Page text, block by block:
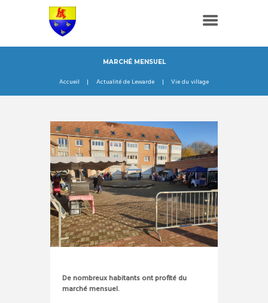
MARCHÉ MENSUEL
Accueil Actualité de Lewarde Vie du village
De nombreux habitants ont profité du
marché mensuel.